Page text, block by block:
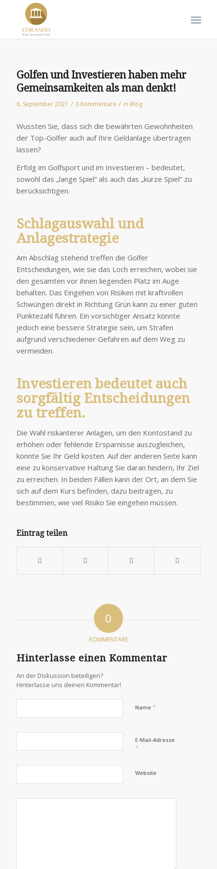
Golfen und Investieren haben mehr
Gemeinsamkeiten als man denkt!
6. September 2021 / 0 Kommentare / in Blog
Wussten Sie, dass sich die bewährten Gewohnheiten
der Top-Golfer auch auf Ihre Geldanlage übertragen
lassen?
Erfolg im Golfsport und im Investieren – bedeutet,
sowohl das „lange Spiel“ als auch das „kurze Spiel“ zu
berücksichtigen.
Schlagauswahl und
Anlagestrategie
Am Abschlag stehend treffen die Golfer
Entscheidungen, wie sie das Loch erreichen, wobei sie
den gesamten vor ihnen liegenden Platz im Auge
behalten. Das Eingehen von Risiken mit kraftvollen
Schwüngen direkt in Richtung Grün kann zu einer guten
Punktezahl führen. Ein vorsichtiger Ansatz könnte
jedoch eine bessere Strategie sein, um Strafen
aufgrund verschiedener Gefahren auf dem Weg zu
vermeiden.
Investieren bedeutet auch
sorgfältig Entscheidungen
zu treffen.
Die Wahl riskanterer Anlagen, um den Kontostand zu
erhöhen oder fehlende Ersparnisse auszugleichen,
könnte Sie Ihr Geld kosten. Auf der anderen Seite kann
eine zu konservative Haltung Sie daran hindern, Ihr Ziel
zu erreichen. In beiden Fällen kann der Ort, an dem Sie
sich auf dem Kurs befinden, dazu beitragen, zu
bestimmen, wie viel Risiko Sie eingehen müssen.
Eintrag teilen
0
KOMMENTARE
Hinterlasse einen Kommentar
An der Diskussion beteiligen?
Hinterlasse uns deinen Kommentar!
Name *
E-Mail-Adresse
*
Website